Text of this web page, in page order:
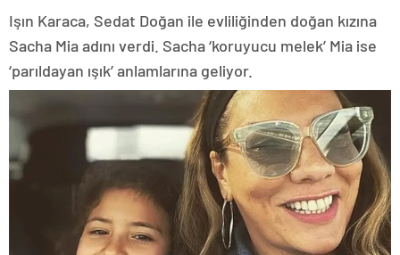
Işın Karaca, Sedat Doğan ile evliliğinden doğan kızına
Sacha Mia adını verdi. Sacha ‘koruyucu melek’ Mia ise
‘parıldayan ışık’ anlamlarına geliyor.